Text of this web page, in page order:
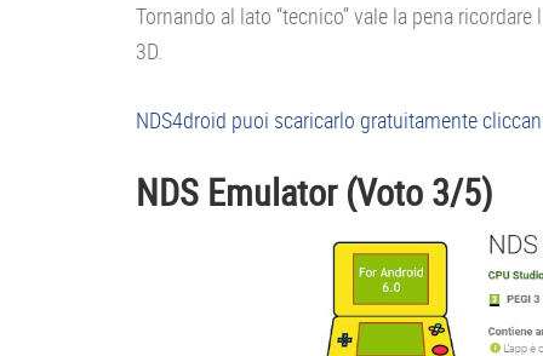
Tornando al lato “tecnico” vale la pena
3D.
NDS4droid puoi scaricarlo gratuitamente
NDS Emulator (Voto 3/5)